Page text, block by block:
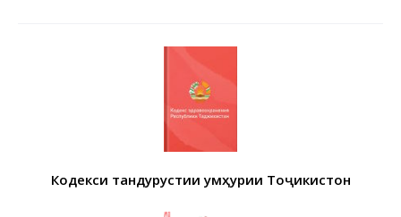
Кодекси тандурустии Ҷумҳурии Тоҷикистон